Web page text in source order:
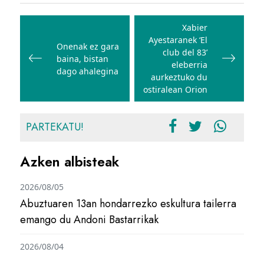
Bidalketetan
nabigatuOnenak ez gara
baina, bistan
dago ahalegina
Xabier
Ayestaranek ‘El
club del 83’
eleberria
aurkeztuko du
ostiralean Orion
PARTEKATU!
Azken albisteak
Abuztuaren 13an hondarrezko eskultura tailerra
emango du Andoni Bastarrikak
2026/08/05
2026/08/04